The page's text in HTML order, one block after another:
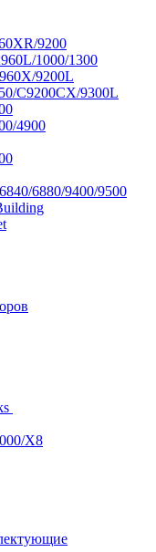
9200
1000/1300
9200L
C9200CX/9300L
4900
6880/9400/9500
X8